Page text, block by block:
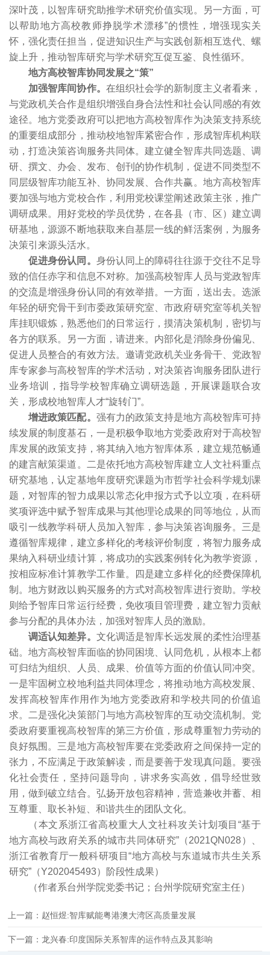
深叶茂，以智库研究助推学术研究价值实现。另一方面，可
以帮助地方高校教师挣脱学术漂移”的惯性，增强现实关
怀，强化责任担当，促进知识生产与实践创新相互迭代、螺
旋上升，推动智库研究与学术研究互促互鉴、良性循环。
地方高校智库协同发展之“策”
加强智库间协作。 在组织社会学的新制度主义者看来，
与党政机关合作是组织增强自身合法性和社会认同感的有效
途径。地方党委政府可以把地方高校智库作为决策支持系统
的重要组成部分，推动校地智库紧密合作，形成智库机构联
动，打造决策咨询服务共同体。建立健全智库共同选题、调
研、撰文、办会、发布、创刊的协作机制，促进不同类型不
同层级智库功能互补、协同发展、合作共赢。地方高校智库
要加强与地方党校合作，利用党校课堂阐述政策主张，推广
调研成果。用好党校的学员优势，在各县（市、区）建立调
研基地，源源不断地获取来自基层一线的鲜活案例，为服务
决策引来源头活水。
促进身份认同。 身份认同上的障碍往往源于交往不足导
致的信任赤字和信息不对称。加强高校智库人员与党政智库
的交流是增强身份认同的有效举措。一方面，送出去。选派
年轻的研究骨干到市委政策研究室、市政府研究室等机关智
库挂职锻炼，熟悉他们的日常运行，摸清决策机制，密切与
各方的联系。另一方面，请进来。内部化是消除身份偏见、
促进人员整合的有效方法。邀请党政机关业务骨干、党政智
库专家参与高校智库的学术活动，对决策咨询服务团队进行
业务培训，指导学校智库确立调研选题，开展课题联合攻
关，形成校地智库人才“旋转门”。
增进政策匹配。 强有力的政策支持是地方高校智库可持
续发展的制度基石，一是积极争取地方党委政府对于高校智
库发展的政策支持，将其纳入地方智库体系，建立规范畅通
的建言献策渠道。二是依托地方高校智库建立人文社科重点
研究基地，认定基地年度研究课题为市哲学社会科学规划课
题，对智库的智力成果以常态化申报方式予以立项，在科研
奖项评选中赋予智库成果与其他理论成果的同等地位，从而
吸引一线教学科研人员加入智库，参与决策咨询服务。三是
遵循智库规律，建立多样化的考核评价制度，将智力服务成
果纳入科研业绩计算，将成功的实践案例转化为教学资源，
按相应标准计算教学工作量。四是建立多样化的经费保障机
制。地方财政以购买服务的方式对高校智库进行资助。学校
则给予智库日常运行经费，免收项目管理费，建立智力贡献
参与分配的具体办法，加强对智库人员的激励。
调适认知差异。 文化调适是智库长远发展的柔性治理基
础。地方高校智库面临的协同困境、认同危机，从根本上都
可归结为组织、人员、成果、价值等方面的价值认同冲突。
一是牢固树立校地利益共同体理念，将推动地方高校发展、
发挥高校智库作用作为地方党委政府和学校共同的价值追
求。二是强化决策部门与地方高校智库的互动交流机制。党
委政府要重视高校智库的第三方价值，形成尊重智力劳动的
良好氛围。三是地方高校智库要在党委政府之间保持一定的
张力，不应满足于政策解读，而是要善于发现真问题。要强
化社会责任，坚持问题导向，讲求务实高效，倡导经世致
用，做到破立结合。弘扬开放包容精神，营造兼收并蓄、相
互尊重、取长补短、和谐共生的团队文化。
（本文系浙江省高校重大人文社科攻关计划项目“基于
地方高校与政府关系的城市共同体研究”（2021QN028）、
浙江省教育厅一般科研项目“地方高校与东道城市共生关系
研究”（Y202045493）阶段性成果）
（作者系台州学院党委书记；台州学院研究室主任）
上一篇：赵恒煜:智库赋能粤港澳大湾区高质量发展
下一篇：龙兴春:印度国际关系智库的运作特点及其影响